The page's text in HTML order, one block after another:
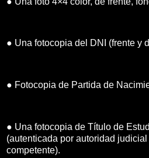
● Una fotocopia del DNI (frente y
● Fotocopia de Partida de
● Una fotocopia de Título de
(autenticada por autoridad
competente).